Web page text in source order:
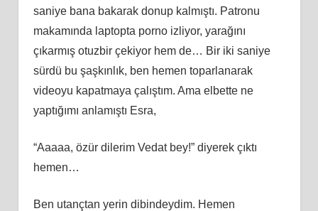
saniye bana bakarak donup kalmıştı. Patronu
makamında laptopta porno izliyor, yarağını
çıkarmış otuzbir çekiyor hem de… Bir iki saniye
sürdü bu şaşkınlık, ben hemen toparlanarak
videoyu kapatmaya çalıştım. Ama elbette ne
yaptığımı anlamıştı Esra,
“Aaaaa, özür dilerim Vedat bey!” diyerek çıktı
hemen…
Ben utançtan yerin dibindeydim. Hemen